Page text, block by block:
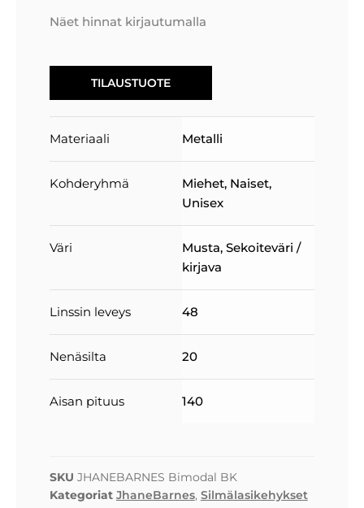
Näet hinnat kirjautumalla
TILAUSTUOTE
Materiaali Metalli
Kohderyhmä Miehet, Naiset,
Unisex
Väri Musta, Sekoiteväri /
kirjava
Linssin leveys 48
Nenäsilta 20
Aisan pituus 140
SKU JHANEBARNES Bimodal BK
Kategoriat JhaneBarnes, Silmälasikehykset